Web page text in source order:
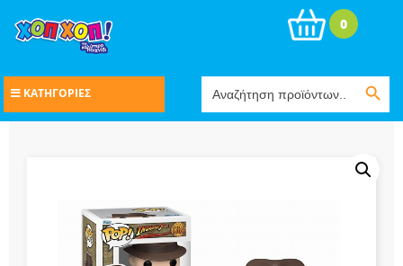
for:
Search Button
0
ΚΑΤΗΓΟΡΙΕΣ